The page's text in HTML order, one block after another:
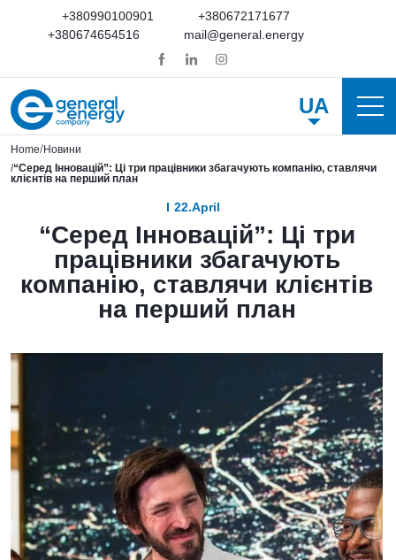
+380990100901
+380672171677
+380674654516
mail@general.energy
UA
Home Новини
“Серед Інновацій”: Ці три працівники збагачують компанію, ставлячи
клієнтів на перший план
22.April
“Серед Інновацій”: Ці три
працівники збагачують
компанію, ставлячи клієнтів
на перший план